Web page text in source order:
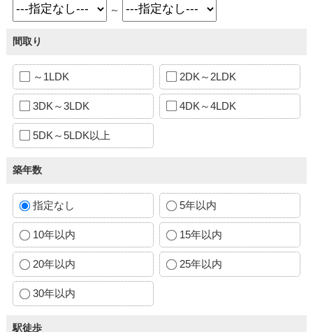
～
間取り
～1LDK 2DK～2LDK
3DK～3LDK 4DK～4LDK
5DK～5LDK以上
築年数
指定なし 5年以内
10年以内 15年以内
20年以内 25年以内
30年以内
駅徒歩